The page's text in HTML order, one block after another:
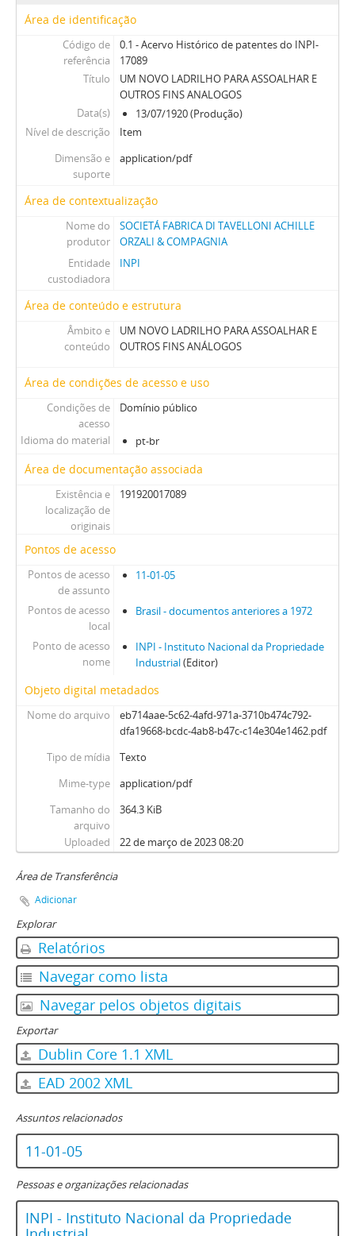
Área de identificação
Código de
referência
0.1 - Acervo Histórico de patentes do INPI-
17089
Título
UM NOVO LADRILHO PARA ASSOALHAR E
OUTROS FINS ANALOGOS
Data(s)
13/07/1920 (Produção)
Nível de descrição
Item
Dimensão e
suporte
application/pdf
Área de contextualização
Nome do
produtor
SOCIETÁ FABRICA DI TAVELLONI ACHILLE
ORZALI & COMPAGNIA
Entidade
custodiadora
INPI
Área de conteúdo e estrutura
Âmbito e
conteúdo
UM NOVO LADRILHO PARA ASSOALHAR E
OUTROS FINS ANÁLOGOS
Área de condições de acesso e uso
Condições de
acesso
Domínio público
Idioma do material pt-br
Área de documentação associada
Existência e
localização de
originais
191920017089
Pontos de acesso
Pontos de acesso
de assunto
11-01-05
Pontos de acesso
local
Brasil - documentos anteriores a 1972
Ponto de acesso
nome
INPI - Instituto Nacional da Propriedade
Industrial(Editor)
Objeto digital metadados
Nome do arquivo
eb714aae-5c62-4afd-971a-3710b474c792-
dfa19668-bcdc-4ab8-b47c-c14e304e1462.pdf
Tipo de mídia
Texto
Mime-type
application/pdf
Tamanho do
arquivo
364.3 KiB
Uploaded 22 de março de 2023 08:20
Área de Transferência
Adicionar
Explorar
Relatórios
Navegar como lista
Navegar pelos objetos digitais
Exportar
Dublin Core 1.1 XML
EAD 2002 XML
Assuntos relacionados
11-01-05
Pessoas e organizações relacionadas
INPI - Instituto Nacional da Propriedade